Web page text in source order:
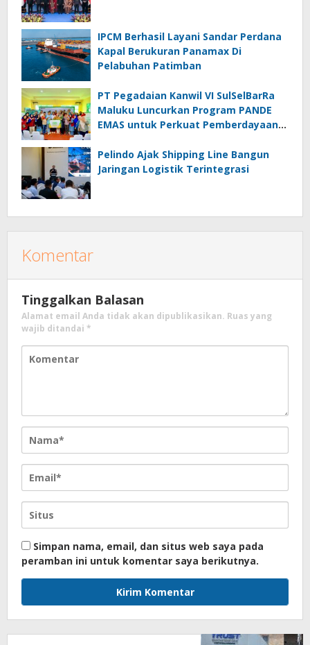
IPCM Berhasil Layani Sandar Perdana
Kapal Berukuran Panamax Di
Pelabuhan Patimban
PT Pegadaian Kanwil VI SulSelBarRa
Maluku Luncurkan Program PANDE
EMAS untuk Perkuat Pemberdayaan
Pelindo Ajak Shipping Line Bangun
Jaringan Logistik Terintegrasi
Komentar
Tinggalkan Balasan
Alamat email Anda tidak akan dipublikasikan. Ruas yang
wajib ditandai *
Simpan nama, email, dan situs web saya pada
peramban ini untuk komentar saya berikutnya.